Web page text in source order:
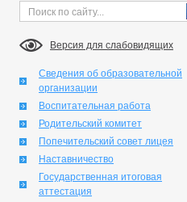
Версия для слабовидящих
Сведения об образовательной
организации
Воспитательная работа
Родительский комитет
Попечительский совет лицея
Наставничество
Государственная итоговая
аттестация